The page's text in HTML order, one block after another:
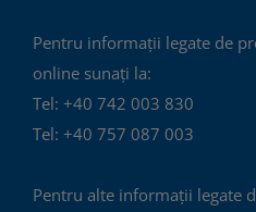
Pentru informații legate de
online sunați la:
Tel: +40 742 003 830
Tel: +40 757 087 003
Pentru alte informații legate